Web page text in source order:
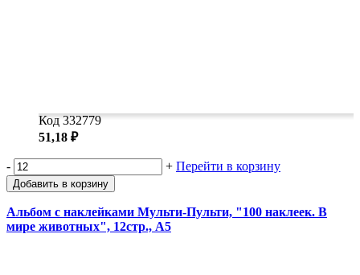
Код 332779
51,18 ₽
- + Перейти в корзину
Добавить в корзину
Альбом с наклейками Мульти-Пульти, "100 наклеек. В
мире животных", 12стр., А5